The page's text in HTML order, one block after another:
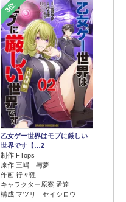
3位
乙女ゲー世界はモブに厳しい
世界です【…2
制作 FTops
原作 三嶋 与夢
作画 行々狸
キャラクター原案 孟達
構成 マツリ セイシロウ